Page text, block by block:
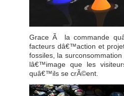
Grace Ã la commande
facteurs dâ€™action et
fossiles, la
lâ€™image que les
quâ€™ils se crÃ©ent.